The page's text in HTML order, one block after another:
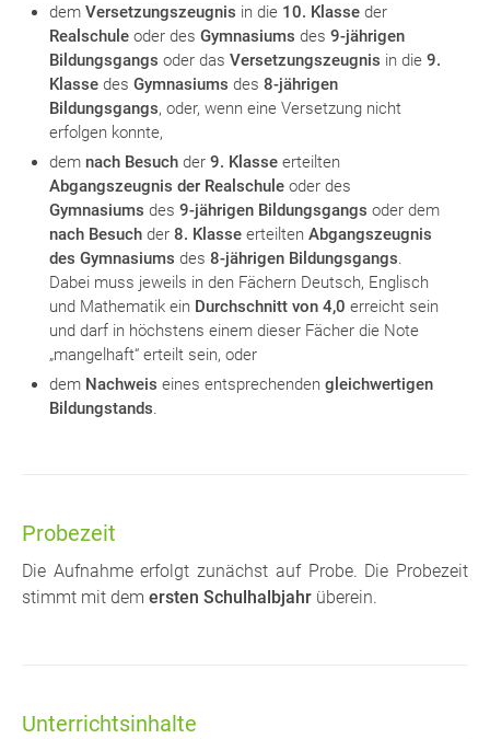
dem Versetzungszeugnis in die 10. Klasse der
Realschule oder des Gymnasiums des 9-jährigen
Bildungsgangs oder das Versetzungszeugnis in die 9.
Klasse des Gymnasiums des 8-jährigen
Bildungsgangs, oder, wenn eine Versetzung nicht
erfolgen konnte,
dem nach Besuch der 9. Klasse erteilten
Abgangszeugnis der Realschule oder des
Gymnasiums des 9-jährigen Bildungsgangs oder dem
nach Besuch der 8. Klasse erteilten Abgangszeugnis
des Gymnasiums des 8-jährigen Bildungsgangs.
Dabei muss jeweils in den Fächern Deutsch, Englisch
und Mathematik ein Durchschnitt von 4,0 erreicht sein
und darf in höchstens einem dieser Fächer die Note
„mangelhaft“ erteilt sein, oder
dem Nachweis eines entsprechenden gleichwertigen
Bildungstands.
Probezeit
Die Aufnahme erfolgt zunächst auf Probe. Die Probezeit
stimmt mit dem ersten Schulhalbjahr überein.
Unterrichtsinhalte